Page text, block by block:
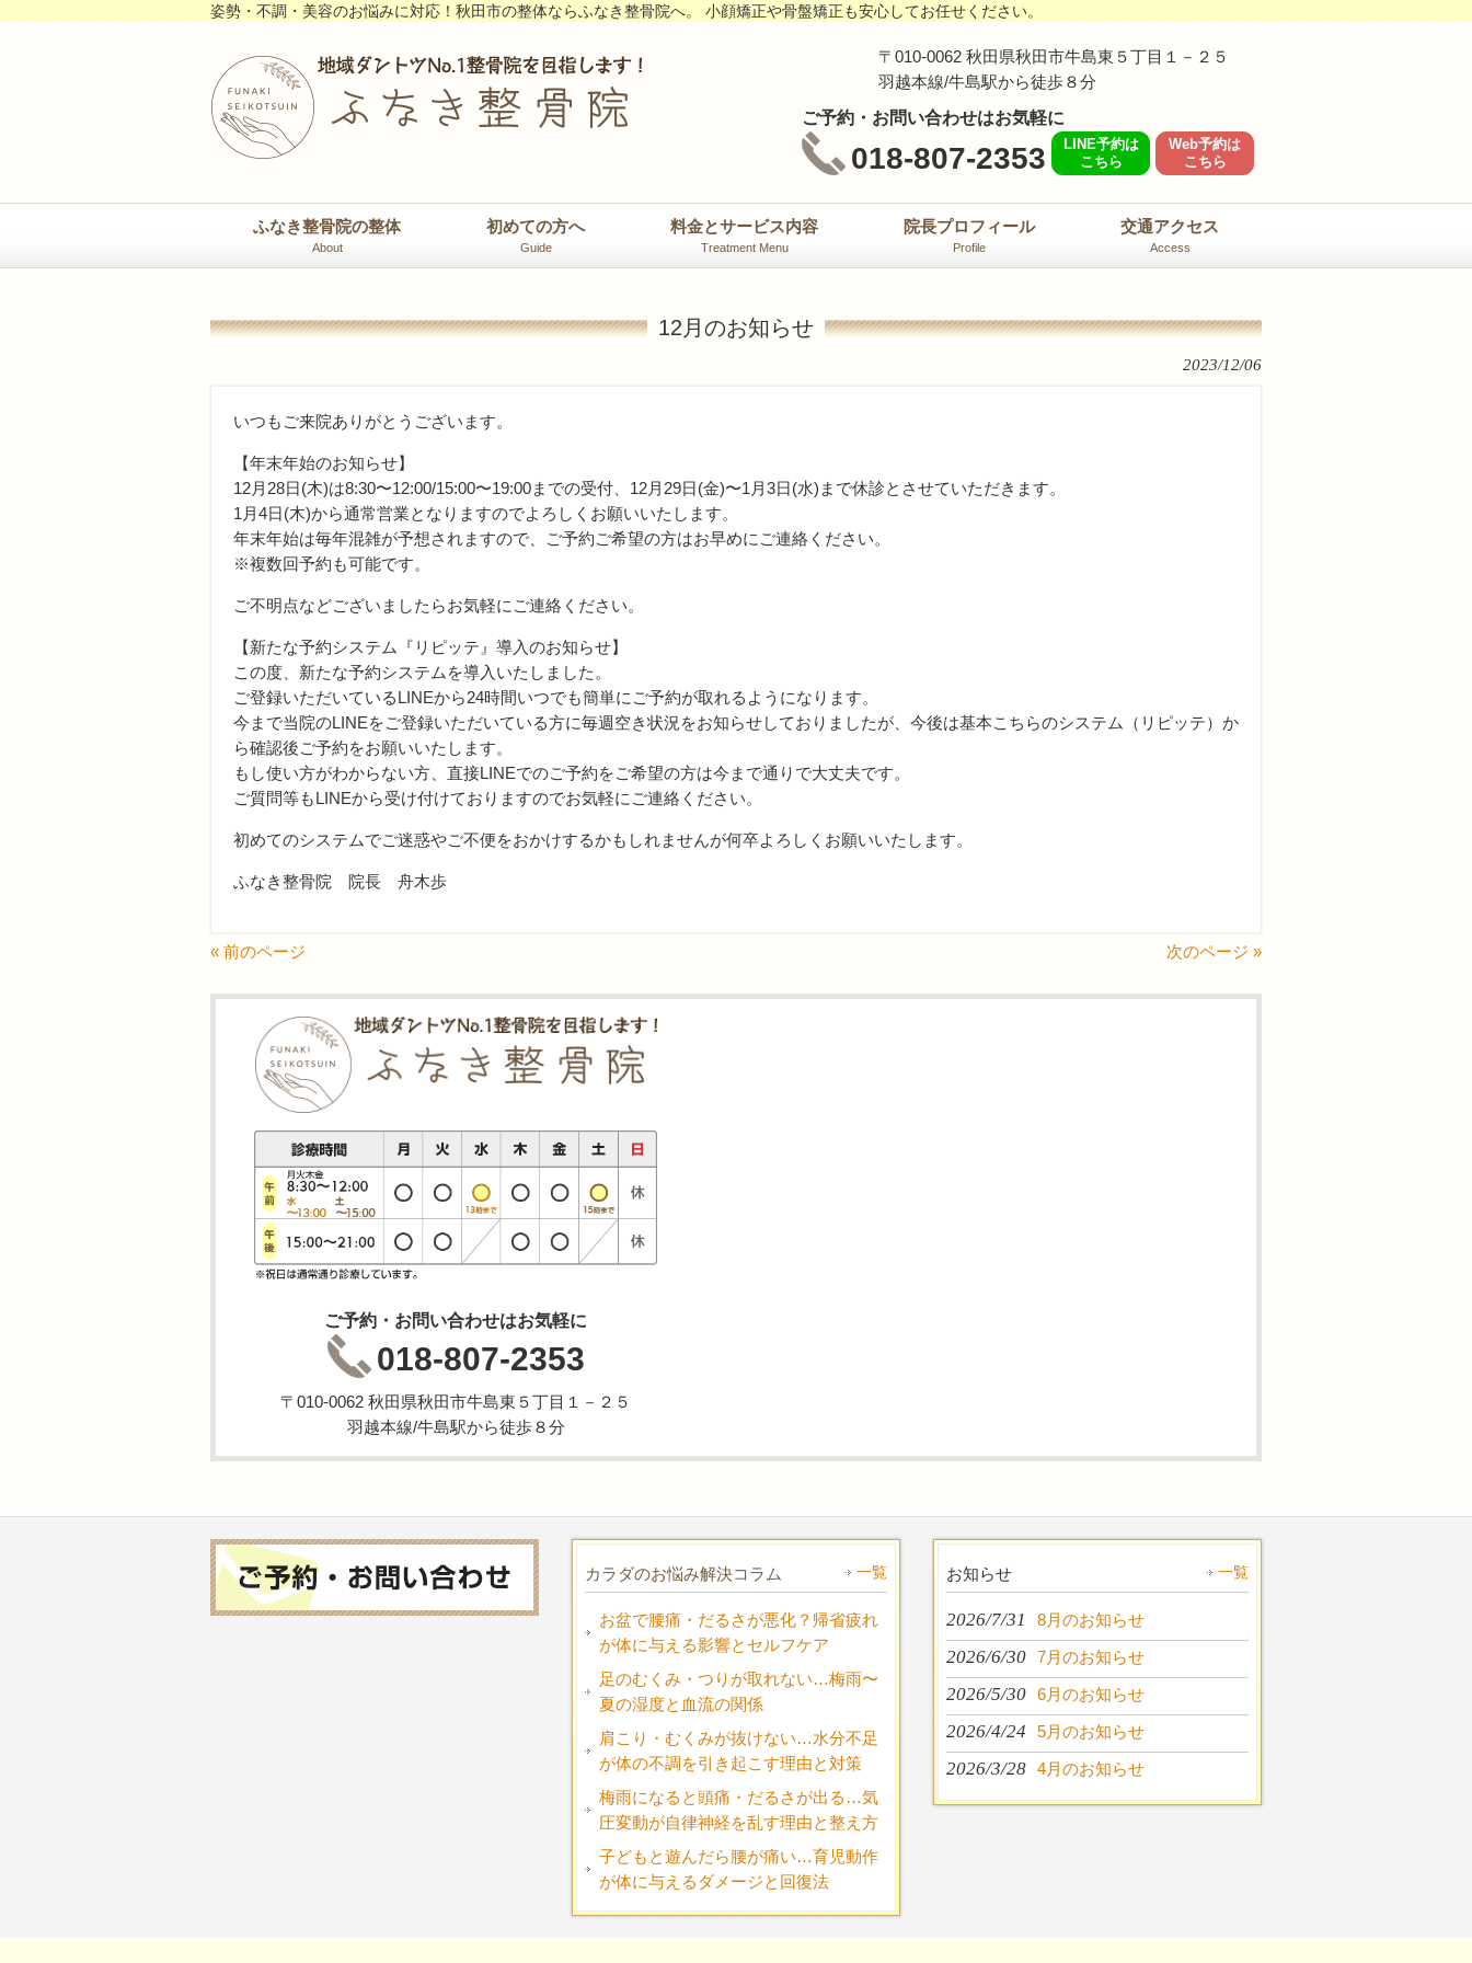
姿勢・不調・美容のお悩みに対応！秋田市の整体ならふなき整骨院へ。 小顔矯正や骨盤矯正も安心してお任せください。
〒010-0062 秋田県秋田市牛島東５丁目１－２５
羽越本線/牛島駅から徒歩８分
ご予約・お問い合わせはお気軽に
018-807-2353
LINE予約は
こちら
Web予約は
こちら
ふなき整骨院の整体
About
初めての方へ
Guide
料金とサービス内容
Treatment Menu
院長プロフィール
Profile
交通アクセス
Access
12月のお知らせ
2023/12/06
いつもご来院ありがとうございます。
【年末年始のお知らせ】
12月28日(木)は8:30〜12:00/15:00〜19:00までの受付、12月29日(金)〜1月3日(水)まで休診とさせていただきます。
1月4日(木)から通常営業となりますのでよろしくお願いいたします。
年末年始は毎年混雑が予想されますので、ご予約ご希望の方はお早めにご連絡ください。
※複数回予約も可能です。
ご不明点などございましたらお気軽にご連絡ください。
【新たな予約システム『リピッテ』導入のお知らせ】
この度、新たな予約システムを導入いたしました。
ご登録いただいているLINEから24時間いつでも簡単にご予約が取れるようになります。
今まで当院のLINEをご登録いただいている方に毎週空き状況をお知らせしておりましたが、今後は基本こちらのシステム（リピッテ）か
ら確認後ご予約をお願いいたします。
もし使い方がわからない方、直接LINEでのご予約をご希望の方は今まで通りで大丈夫です。
ご質問等もLINEから受け付けておりますのでお気軽にご連絡ください。
初めてのシステムでご迷惑やご不便をおかけするかもしれませんが何卒よろしくお願いいたします。
ふなき整骨院 院長 舟木歩
« 前のページ 次のページ »
ご予約・お問い合わせはお気軽に
018-807-2353
〒010-0062 秋田県秋田市牛島東５丁目１－２５
羽越本線/牛島駅から徒歩８分
カラダのお悩み解決コラム 一覧
お盆で腰痛・だるさが悪化？帰省疲れ
が体に与える影響とセルフケア
足のむくみ・つりが取れない…梅雨〜
夏の湿度と血流の関係
肩こり・むくみが抜けない…水分不足
が体の不調を引き起こす理由と対策
梅雨になると頭痛・だるさが出る…気
圧変動が自律神経を乱す理由と整え方
子どもと遊んだら腰が痛い…育児動作
が体に与えるダメージと回復法
お知らせ 一覧
2026/7/31 8月のお知らせ
2026/6/30 7月のお知らせ
2026/5/30 6月のお知らせ
2026/4/24 5月のお知らせ
2026/3/28 4月のお知らせ